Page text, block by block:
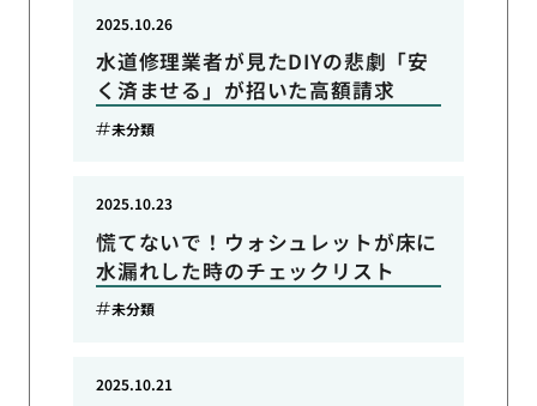
水道修理業者が見たDIYの悲劇「安
く済ませる」が招いた高額請求
2025.10.26
未分類
慌てないで！ウォシュレットが床に
水漏れした時のチェックリスト
2025.10.23
未分類
2025.10.21